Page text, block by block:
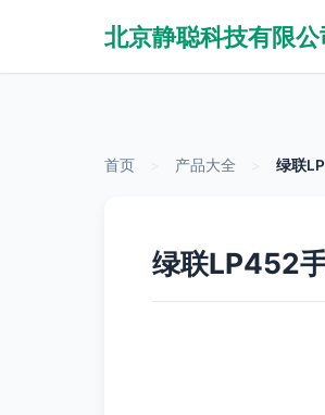
北京静聪科技有限公
首页 产品大全 绿联
绿联LP452